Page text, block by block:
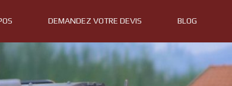
DEMANDEZ VOTRE DEVIS BLOG